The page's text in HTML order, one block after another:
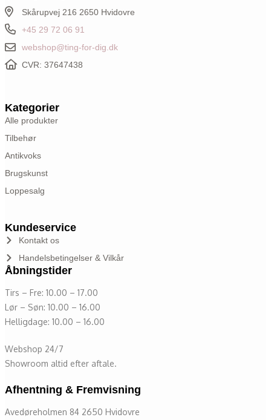
Skårupvej 216 2650 Hvidovre
+45 29 72 06 91
webshop@ting-for-dig.dk
CVR: 37647438
Kategorier
Alle produkter
Tilbehør
Antikvoks
Brugskunst
Loppesalg
Kundeservice
Kontakt os
Handelsbetingelser & Vilkår
Åbningstider
Tirs – Fre: 10.00 – 17.00
Lør – Søn: 10.00 – 16.00
Helligdage: 10.00 – 16.00
Webshop 24/7
Showroom altid efter aftale.
Afhentning & Fremvisning
Avedøreholmen 84 2650 Hvidovre